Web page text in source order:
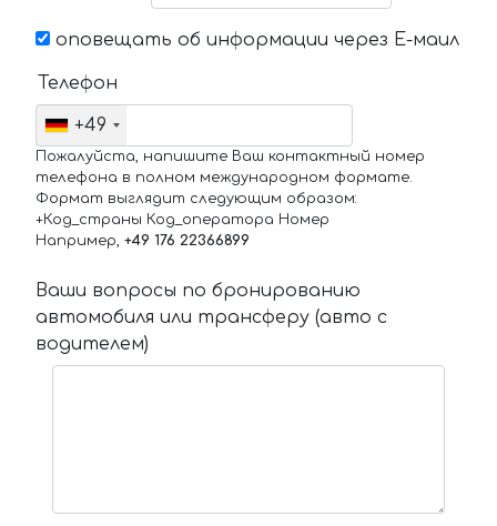
оповещать об информации через Е-маил
Телефон
+49
Пожалуйста, напишите Ваш контактный номер
телефона в полном международном формате.
Формат выглядит следующим образом:
+Код_страны Код_оператора Номер
Например, +49 176 22366899
Ваши вопросы по бронированию
автомобиля или трансферу (авто с
водителем)